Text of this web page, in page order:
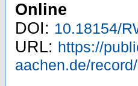
Online
DOI: 10.18154/
URL: https://
aachen.de/